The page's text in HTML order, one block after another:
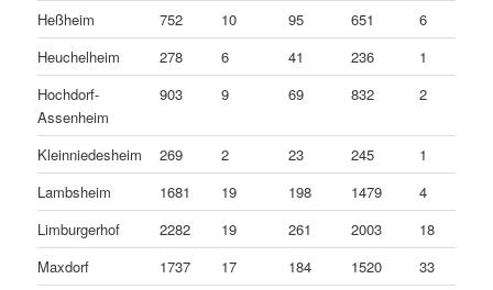
Heßheim
752 10 95 651
6
Heuchelheim
278 6 41 236
1
Hochdorf-
Assenheim
903 9 69 832 2
Kleinniedesheim 269 2 23 245
1
Lambsheim
1681 19 198 1479
4
Limburgerhof
2282 19 261 2003
18
Maxdorf
1737 17 184 1520 33